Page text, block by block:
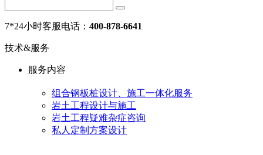
7*24小时客服电话： 400-878-6641
技术&服务
服务内容
组合钢板桩设计、施工一体化服务
岩土工程设计与施工
岩土工程疑难杂症咨询
私人定制方案设计